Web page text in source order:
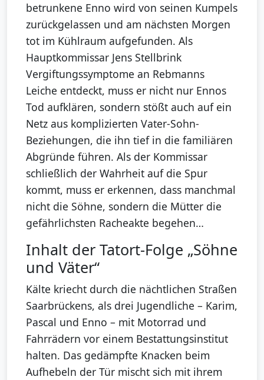
betrunkene Enno wird von seinen Kumpels
zurückgelassen und am nächsten Morgen
tot im Kühlraum aufgefunden. Als
Hauptkommissar Jens Stellbrink
Vergiftungssymptome an Rebmanns
Leiche entdeckt, muss er nicht nur Ennos
Tod aufklären, sondern stößt auch auf ein
Netz aus komplizierten Vater-Sohn-
Beziehungen, die ihn tief in die familiären
Abgründe führen. Als der Kommissar
schließlich der Wahrheit auf die Spur
kommt, muss er erkennen, dass manchmal
nicht die Söhne, sondern die Mütter die
gefährlichsten Racheakte begehen…
Inhalt der Tatort-Folge „Söhne
und Väter“
Kälte kriecht durch die nächtlichen Straßen
Saarbrückens, als drei Jugendliche – Karim,
Pascal und Enno – mit Motorrad und
Fahrrädern vor einem Bestattungsinstitut
halten. Das gedämpfte Knacken beim
Aufhebeln der Tür mischt sich mit ihrem